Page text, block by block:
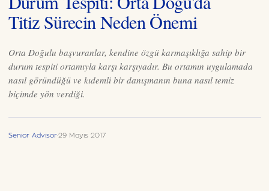
Titiz Sürecin Neden Önemi
Orta Doğulu başvuranlar, kendine özgü karmaşıklığa sahip bir
durum tespiti ortamıyla karşı karşıyadır. Bu ortamın uygulamada
nasıl göründüğü ve kıdemli bir danışmanın buna nasıl temiz
biçimde yön verdiği.
Senior Advisor·29 Mayıs 2017